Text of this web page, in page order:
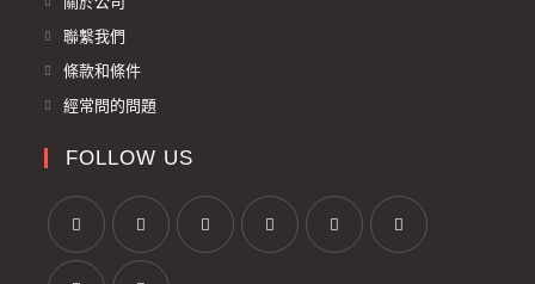
聯繫我們
條款和條件
經常問的問題
FOLLOW US